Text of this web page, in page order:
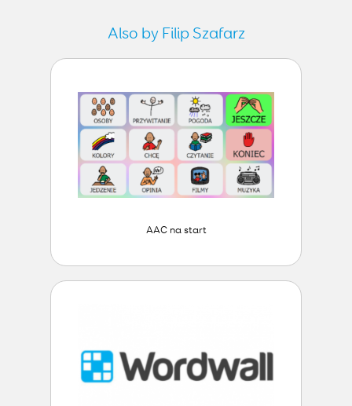
Also by Filip Szafarz
AAC na start